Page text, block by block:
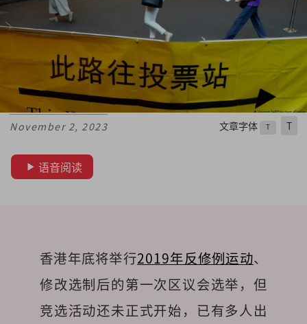
November 2, 2023 文章字体 T T
语音阅读
香港年底将举行2019年反修例运动、
修改选制后的第一次区议会选举，但
竞选活动还未正式开始，已有多人出